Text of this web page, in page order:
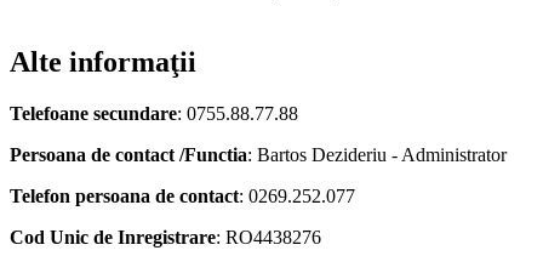
Alte informaţii
Telefoane secundare: 0755.88.77.88
Persoana de contact /Functia: Bartos Dezideriu - Administrator
Telefon persoana de contact: 0269.252.077
Cod Unic de Inregistrare: RO4438276